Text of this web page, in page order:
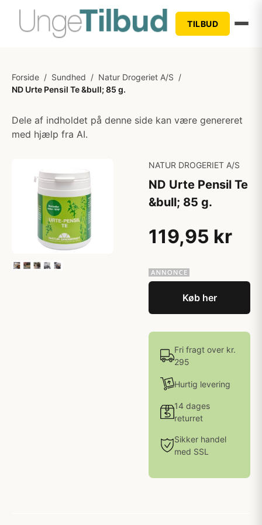
TILBUD
Forside / Sundhed / Natur Drogeriet A/S /
ND Urte Pensil Te &bull; 85 g.
Dele af indholdet på denne side kan være genereret
med hjælp fra AI.
NATUR DROGERIET A/S
ND Urte Pensil Te
&bull; 85 g.
119,95 kr
Køb her
Fri fragt over kr.
295
Hurtig levering
14 dages
returret
Sikker handel
med SSL